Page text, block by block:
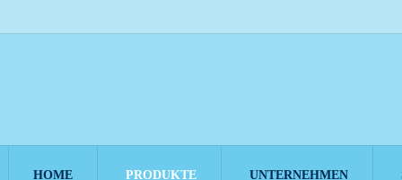
HOME PRODUKTE UNTERNEHMEN